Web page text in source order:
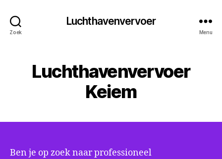
Zoek
Luchthavenvervoer
Menu
Luchthavenvervoer
Keiem
Ben je op zoek naar professioneel